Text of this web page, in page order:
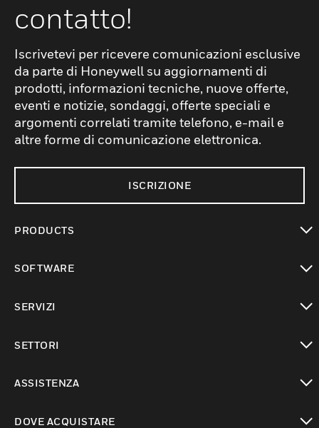
contatto!
Iscrivetevi per ricevere comunicazioni esclusive
da parte di Honeywell su aggiornamenti di
prodotti, informazioni tecniche, nuove offerte,
eventi e notizie, sondaggi, offerte speciali e
argomenti correlati tramite telefono, e-mail e
altre forme di comunicazione elettronica.
ISCRIZIONE
PRODUCTS
SOFTWARE
SERVIZI
SETTORI
ASSISTENZA
DOVE ACQUISTARE